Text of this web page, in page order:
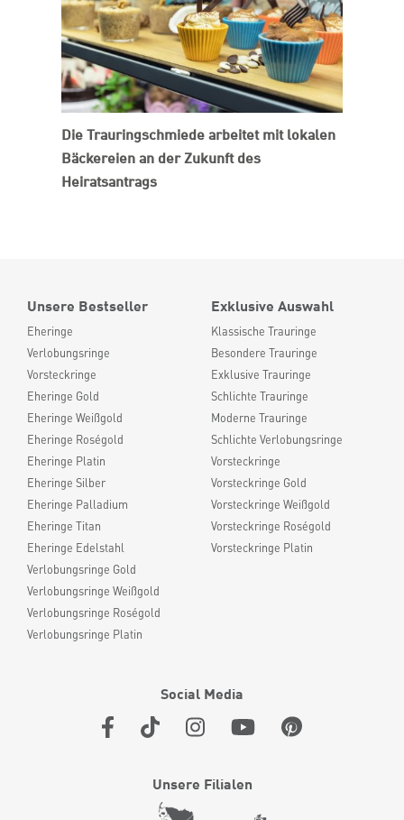
Die Trauringschmiede arbeitet mit lokalen
Bäckereien an der Zukunft des
Heiratsantrags
Unsere Bestseller
Eheringe
Verlobungsringe
Vorsteckringe
Eheringe Gold
Eheringe Weißgold
Eheringe Roségold
Eheringe Platin
Eheringe Silber
Eheringe Palladium
Eheringe Titan
Eheringe Edelstahl
Verlobungsringe Gold
Verlobungsringe Weißgold
Verlobungsringe Roségold
Verlobungsringe Platin
Exklusive Auswahl
Klassische Trauringe
Besondere Trauringe
Exklusive Trauringe
Schlichte Trauringe
Moderne Trauringe
Schlichte Verlobungsringe
Vorsteckringe
Vorsteckringe Gold
Vorsteckringe Weißgold
Vorsteckringe Roségold
Vorsteckringe Platin
Social Media
Unsere Filialen